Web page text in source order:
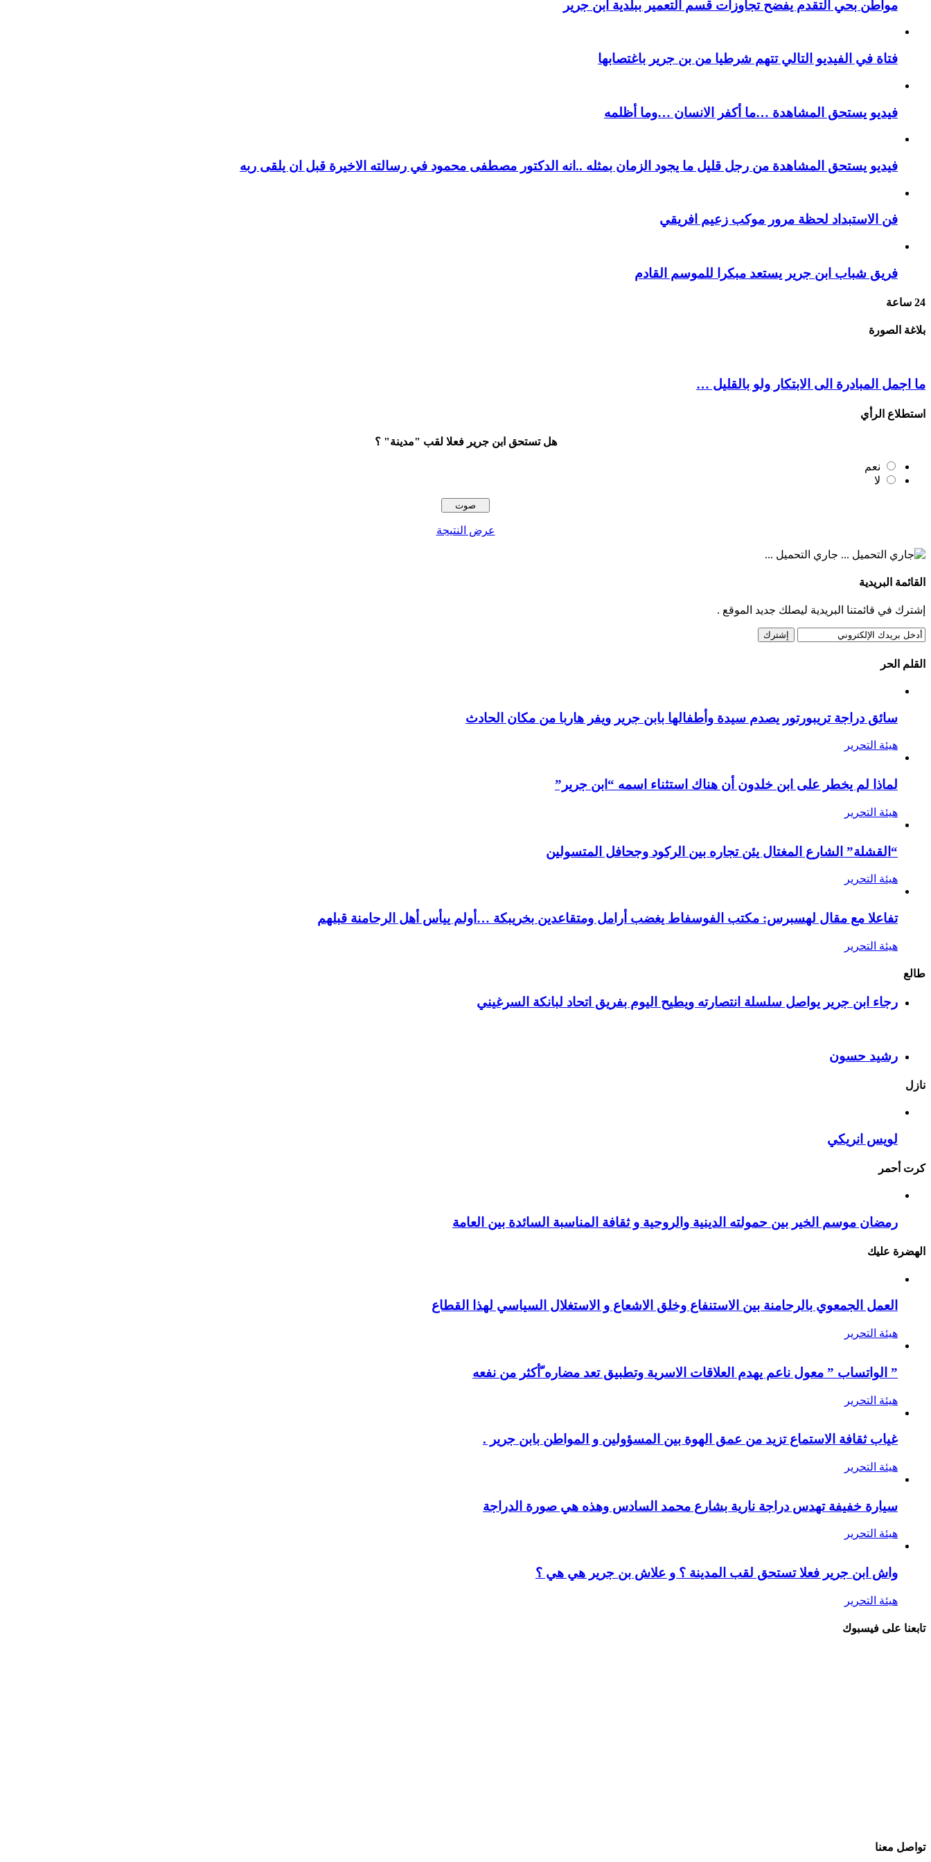
مواطن بحي التقدم يفضح تجاوزات قسم التعمير ببلدية ابن جرير
فتاة في الفيديو التالي تتهم شرطيا من بن جرير باغتصابها
فيديو يستحق المشاهدة …ما أكفر الانسان …وما أظلمه
فيديو يستحق المشاهدة من رجل قليل ما يجود الزمان بمثله ..انه الدكتور مصطفى محمود في رسالته الاخيرة قبل ان يلقى ربه
فن الاستبداد لحظة مرور موكب زعيم افريقي
فريق شباب ابن جرير يستعد مبكرا للموسم القادم
24 ساعة
بلاغة الصورة
ما اجمل المبادرة الى الابتكار ولو بالقليل …
استطلاع الرأي
هل تستحق ابن جرير فعلا لقب "مدينة" ؟
نعم
لا
عرض النتيجة
جاري التحميل ...
القائمة البريدية
إشترك في قائمتنا البريدية ليصلك جديد الموقع .
القلم الحر
سائق دراجة تريبورتور يصدم سيدة وأطفالها بابن جرير ويفر هاربا من مكان الحادث
هيئة التحرير
لماذا لم يخطر على ابن خلدون أن هناك استثناء اسمه “ابن جرير”
هيئة التحرير
“القشلة” الشارع المغتال يئن تجاره بين الركود وجحافل المتسولين
هيئة التحرير
تفاعلا مع مقال لهسبرس: مكتب الفوسفاط يغضب أرامل ومتقاعدين بخريبكة …أولم ييأس أهل الرحامنة قبلهم
هيئة التحرير
طالع
رجاء ابن جرير يواصل سلسلة انتصارته ويطيح اليوم بفريق اتحاد لبانكة السرغيني
رشيد حسون
نازل
لويس انريكي
كرت أحمر
رمضان موسم الخير بين حمولته الدينية والروحية و ثقافة المناسبة السائدة بين العامة
الهضرة عليك
العمل الجمعوي بالرحامنة بين الاستنفاع وخلق الاشعاع و الاستغلال السياسي لهذا القطاع
هيئة التحرير
” الواتساب ” معول ناعم يهدم العلاقات الاسرية وتطبيق تعد مضاره ّأكثر من نفعه
هيئة التحرير
غياب ثقافة الاستماع تزيد من عمق الهوة بين المسؤولين و المواطن بابن جرير .
هيئة التحرير
سيارة خفيفة تهدس دراجة نارية بشارع محمد السادس وهذه هي صورة الدراجة
هيئة التحرير
واش ابن جرير فعلا تستحق لقب المدينة ؟ و علاش بن جرير هي هي ؟
هيئة التحرير
تابعنا على فيسبوك
تواصل معنا